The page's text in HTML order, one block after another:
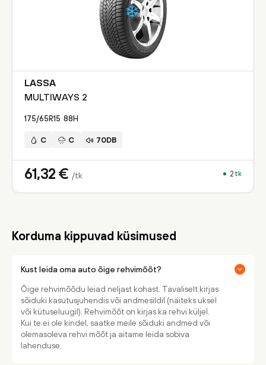
LASSA
MULTIWAYS 2
175/65R15 88 H
C C 70DB
61,32 € /tk 2 tk
Korduma kippuvad küsimused
Kust leida oma auto õige rehvimõõt?
Õige rehvimõõdu leiad neljast kohast. Tavaliselt kirjas
sõiduki kasutusjuhendis või andmesildil (näiteks uksel
või kütuseluugil). Rehvimõõt on kirjas ka rehvi küljel.
Kui te ei ole kindel, saatke meile sõiduki andmed või
olemasoleva rehvi mõõt ja aitame leida sobiva
lahenduse.